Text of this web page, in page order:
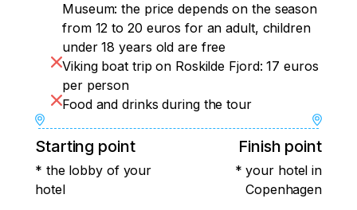
Museum: the price depends on the season
from 12 to 20 euros for an adult, children
under 18 years old are free
Viking boat trip on Roskilde Fjord: 17 euros
per person
Food and drinks during the tour
Starting point
* the lobby of your
hotel
Finish point
* your hotel in
Copenhagen